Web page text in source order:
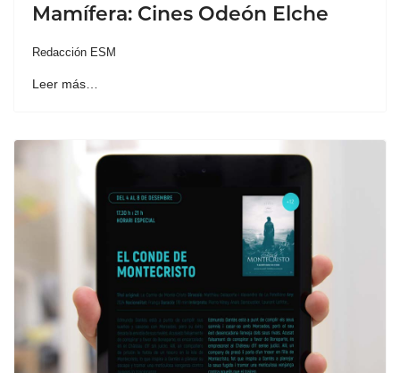
Mamífera: Cines Odeón Elche
Redacción ESM
Leer más…